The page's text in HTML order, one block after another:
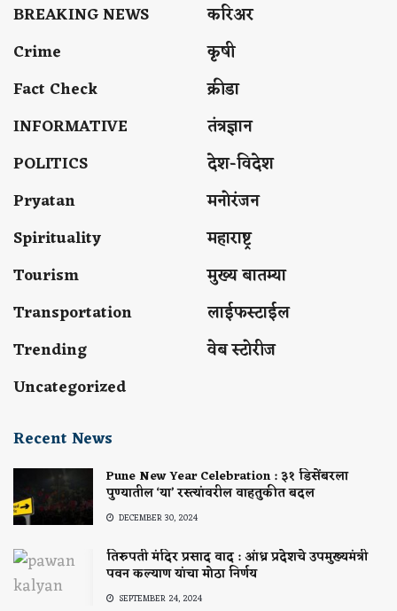
BREAKING NEWS
Crime
Fact Check
INFORMATIVE
POLITICS
Pryatan
Spirituality
Tourism
Transportation
Trending
Uncategorized
करिअर
कृषी
क्रीडा
तंत्रज्ञान
देश-विदेश
मनोरंजन
महाराष्ट्र
मुख्य बातम्या
लाईफस्टाईल
वेब स्टोरीज
Recent News
Pune New Year Celebration : ३१ डिसेंबरला
पुण्यातील ‘या’ रस्त्यांवरील वाहतुकीत बदल
DECEMBER 30, 2024
तिरुपती मंदिर प्रसाद वाद : आंध्र प्रदेशचे उपमुख्यमंत्री
पवन कल्याण यांचा मोठा निर्णय
SEPTEMBER 24, 2024